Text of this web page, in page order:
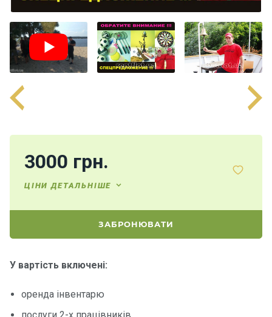
3000 грн.
ЦІНИ ДЕТАЛЬНІШЕ
ЗАБРОНЮВАТИ
У вартість включені:
оренда інвентарю
я
В
і
т
М
т
р